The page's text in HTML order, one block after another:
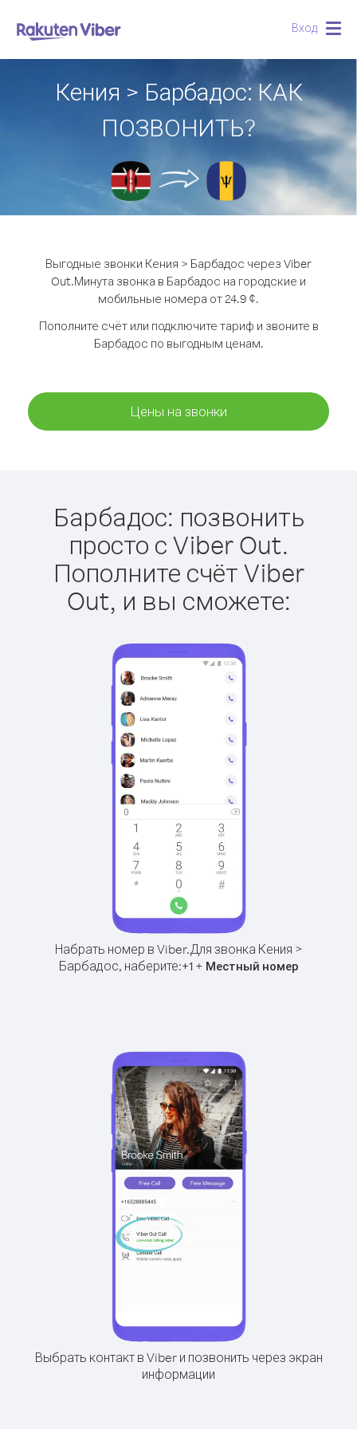
Вход
Кения > Барбадос: КАК
ПОЗВОНИТЬ?
Выгодные звонки Кения > Барбадос через Viber
Out.Минута звонка в Барбадос на городские и
мобильные номера от 24.9 ¢.
Пополните счёт или подключите тариф и звоните в
Барбадос по выгодным ценам.
Цены на звонки
Барбадос: позвонить
просто с Viber Out.
Пополните счёт Viber
Out, и вы сможете:
Набрать номер в Viber.Для звонка Кения >
Барбадос, наберите:+1+ Местный номер
Выбрать контакт в Viber и позвонить через экран
информации